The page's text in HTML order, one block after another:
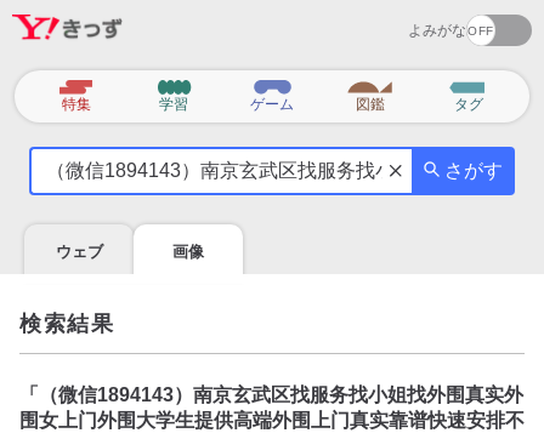
よみがな
カ
テ
特集 学習 ゲーム 図鑑 タグ
気
を
調
べ
よ
う
さがす
ウェブ 画像
検索結果
「
（微信1894143）南京玄武区找服务找小姐找外围真实外
围女上门外围大学生提供高端外围上门真实靠谱快速安排不